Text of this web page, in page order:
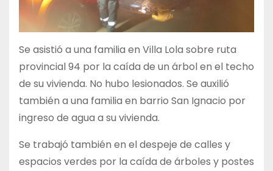
Se asistió a una familia en Villa Lola sobre ruta
provincial 94 por la caída de un árbol en el techo
de su vivienda. No hubo lesionados. Se auxilió
también a una familia en barrio San Ignacio por
ingreso de agua a su vivienda.
Se trabajó también en el despeje de calles y
espacios verdes por la caída de árboles y postes